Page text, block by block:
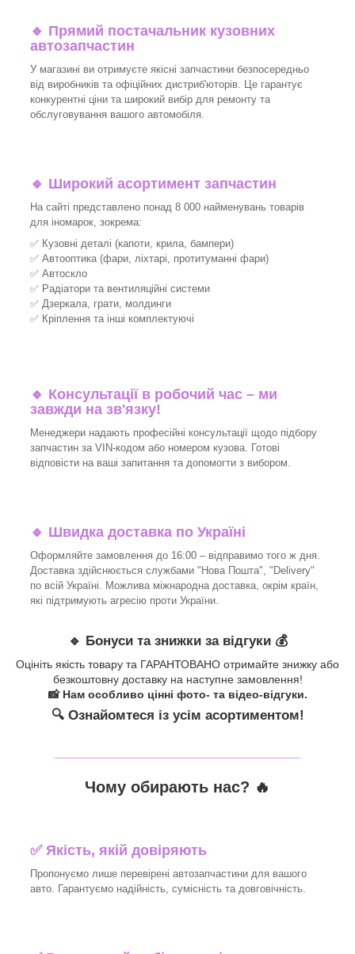
🔹 Прямий постачальник кузовних
автозапчастин
У магазині ви отримуєте якісні запчастини безпосередньо
від виробників та офіційних дистриб'юторів. Це гарантує
конкурентні ціни та широкий вибір для ремонту та
обслуговування вашого автомобіля.
🔹 Широкий асортимент запчастин
На сайті представлено понад 8 000 найменувань товарів
для іномарок, зокрема:
✅ Кузовні деталі (капоти, крила, бампери)
✅ Автооптика (фари, ліхтарі, протитуманні фари)
✅ Автоскло
✅ Радіатори та вентиляційні системи
✅ Дзеркала, грати, молдинги
✅ Кріплення та інші комплектуючі
🔹 Консультації в робочий час – ми
завжди на зв'язку!
Менеджери надають професійні консультації щодо підбору
запчастин за VIN-кодом або номером кузова. Готові
відповісти на ваші запитання та допомогти з вибором.
🔹 Швидка доставка по Україні
Оформляйте замовлення до 16:00 – відправимо того ж дня.
Доставка здійснюється службами "Нова Пошта", "Delivery"
по всій Україні. Можлива міжнародна доставка, окрім країн,
які підтримують агресію проти України.
🔹 Бонуси та знижки за відгуки 💰
Оцініть якість товару та ГАРАНТОВАНО отримайте знижку або
безкоштовну доставку на наступне замовлення!
📸 Нам особливо цінні фото- та відео-відгуки.
🔍 Ознайомтеся із усім асортиментом!
Чому обирають нас? 🔥
✅ Якість, якій довіряють
Пропонуємо лише перевірені автозапчастини для вашого
авто. Гарантуємо надійність, сумісність та довговічність.